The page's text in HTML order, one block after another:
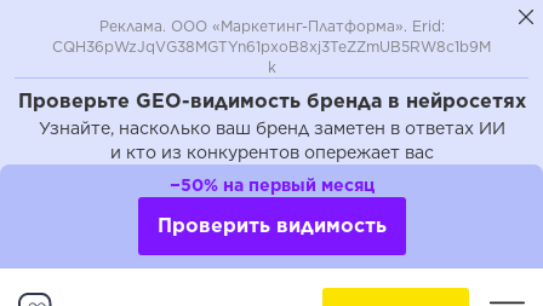
Проверьте GEO-видимость бренда в нейросетях
Узнайте, насколько ваш бренд заметен в ответах ИИ
и кто из конкурентов опережает вас
Реклама. ООО «Маркетинг-Платформа». Erid:
CQH36pWzJqVG38MGTYn61pxoB8xj3TeZZmUB5RW8c1b9M
k
−50% на первый месяц
Проверить видимость
Что такое диплинки?
Для чего нужен диплинк?